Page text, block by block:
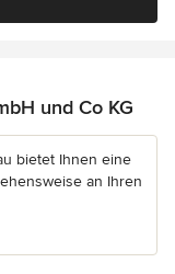
und Co KG
bietet Ihnen eine
an Ihren